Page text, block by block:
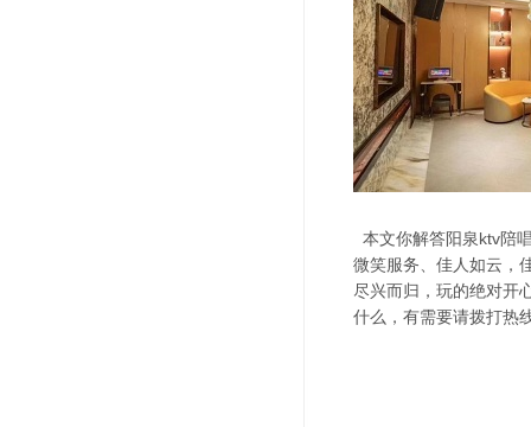
本文你解答阳泉ktv陪
微笑服务、佳人如云，
尽兴而归，玩的绝对开
什么，有需要请拨打热